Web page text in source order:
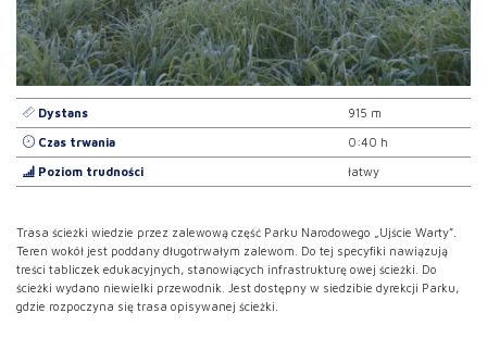
Dystans 915 m
Czas trwania 0:40 h
Poziom trudności łatwy
Trasa ścieżki wiedzie przez zalewową część Parku Narodowego „Ujście Warty”.
Teren wokół jest poddany długotrwałym zalewom. Do tej specyfiki nawiązują
treści tabliczek edukacyjnych, stanowiących infrastrukturę owej ścieżki. Do
ścieżki wydano niewielki przewodnik. Jest dostępny w siedzibie dyrekcji Parku,
gdzie rozpoczyna się trasa opisywanej ścieżki.